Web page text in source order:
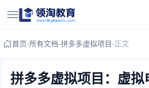
首页-所有文档-拼多多虚拟项目-正文
拼多多虚拟项目：虚